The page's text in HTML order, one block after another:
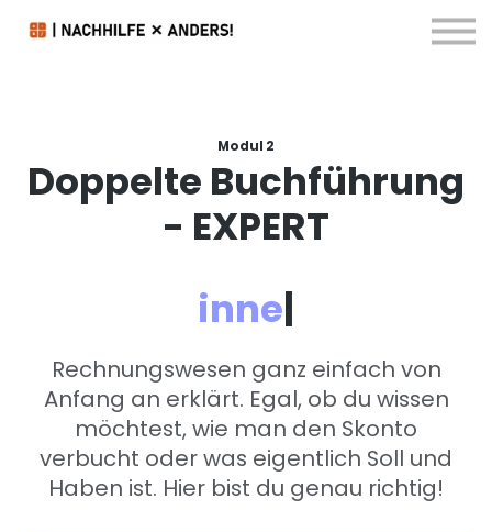
Kontakt & FAQ
Modul 2
Doppelte Buchführung
- EXPERT
inner|
Rechnungswesen ganz einfach von
Anfang an erklärt. Egal, ob du wissen
möchtest, wie man den Skonto
verbucht oder was eigentlich Soll und
Haben ist. Hier bist du genau richtig!